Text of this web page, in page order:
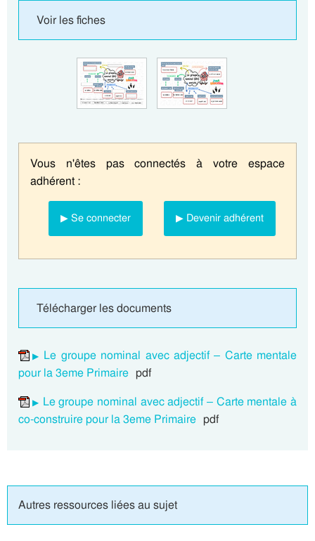
Voir les fiches
Vous n'êtes pas connectés à votre espace
adhérent :
▶ Se connecter ▶ Devenir adhérent
Télécharger les documents
Le groupe nominal avec adjectif – Carte mentale
pour la 3eme Primaire pdf
Le groupe nominal avec adjectif – Carte mentale à
co-construire pour la 3eme Primaire pdf
Autres ressources liées au sujet